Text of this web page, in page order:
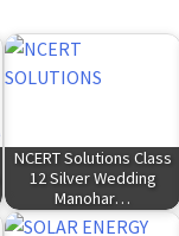
NCERT Solutions Class
12 Silver Wedding
Manohar…